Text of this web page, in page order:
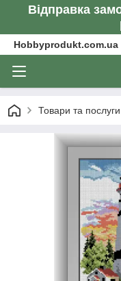
Відправка
Hobbyprodukt.com.ua
Товари та послуги